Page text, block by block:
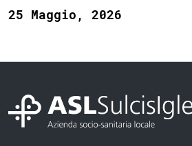
25 Maggio, 2026